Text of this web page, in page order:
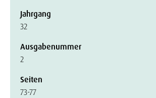
Jahrgang
32
Ausgabenummer
2
Seiten
73-77